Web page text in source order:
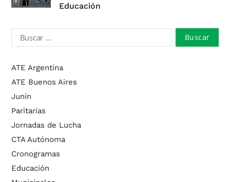
Educación
ATE Argentina
ATE Buenos Aires
Junín
Paritarias
Jornadas de Lucha
CTA Autónoma
Cronogramas
Educación